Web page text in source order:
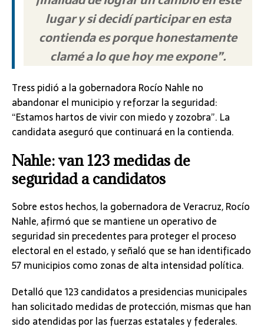
lugar y si decidí participar en esta
contienda es porque honestamente
clamé a lo que hoy me expone”.
Tress pidió a la gobernadora Rocío Nahle no
abandonar el municipio y reforzar la seguridad:
“Estamos hartos de vivir con miedo y zozobra”. La
candidata aseguró que continuará en la contienda.
Nahle: van 123 medidas de
seguridad a candidatos
Sobre estos hechos, la gobernadora de Veracruz, Rocío
Nahle, afirmó que se mantiene un operativo de
seguridad sin precedentes para proteger el proceso
electoral en el estado, y señaló que se han identificado
57 municipios como zonas de alta intensidad política.
Detalló que 123 candidatos a presidencias municipales
han solicitado medidas de protección, mismas que han
sido atendidas por las fuerzas estatales y federales.